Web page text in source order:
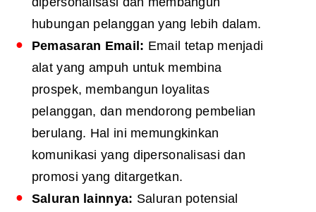
hubungan pelanggan yang lebih dalam.
Pemasaran Email: Email tetap menjadi
alat yang ampuh untuk membina
prospek, membangun loyalitas
pelanggan, dan mendorong pembelian
berulang. Hal ini memungkinkan
komunikasi yang dipersonalisasi dan
promosi yang ditargetkan.
Saluran lainnya: Saluran potensial